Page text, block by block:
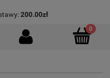
200.00zł